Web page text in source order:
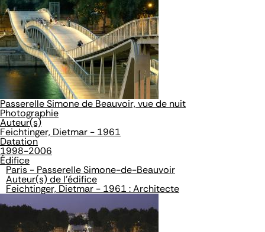
Passerelle Simone de Beauvoir, vue de nuit
Photographie
Auteur(s)
Feichtinger, Dietmar - 1961
Datation
1998-2006
Édifice
Paris - Passerelle Simone-de-Beauvoir
Auteur(s) de l'édifice
Feichtinger, Dietmar - 1961 : Architecte